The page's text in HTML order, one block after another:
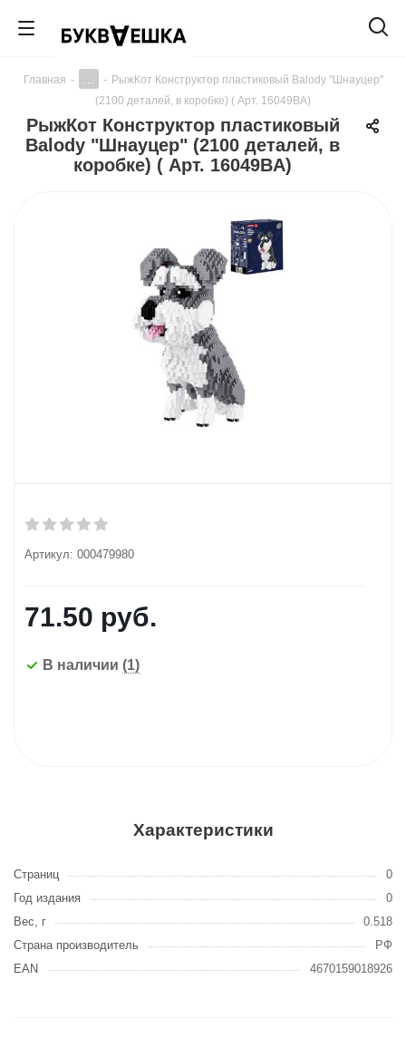
Главная - - РыжКот Конструктор пластиковый Balody "Шнауцер"
(2100 деталей, в коробке) ( Арт. 16049BA)
РыжКот Конструктор пластиковый
Balody "Шнауцер" (2100 деталей, в
коробке) ( Арт. 16049BA)
Артикул: 000479980
71.50 руб.
В наличии (1)
Характеристики
Страниц
0
Год издания
0
Вес, г
0.518
Страна производитель
РФ
EAN
4670159018926